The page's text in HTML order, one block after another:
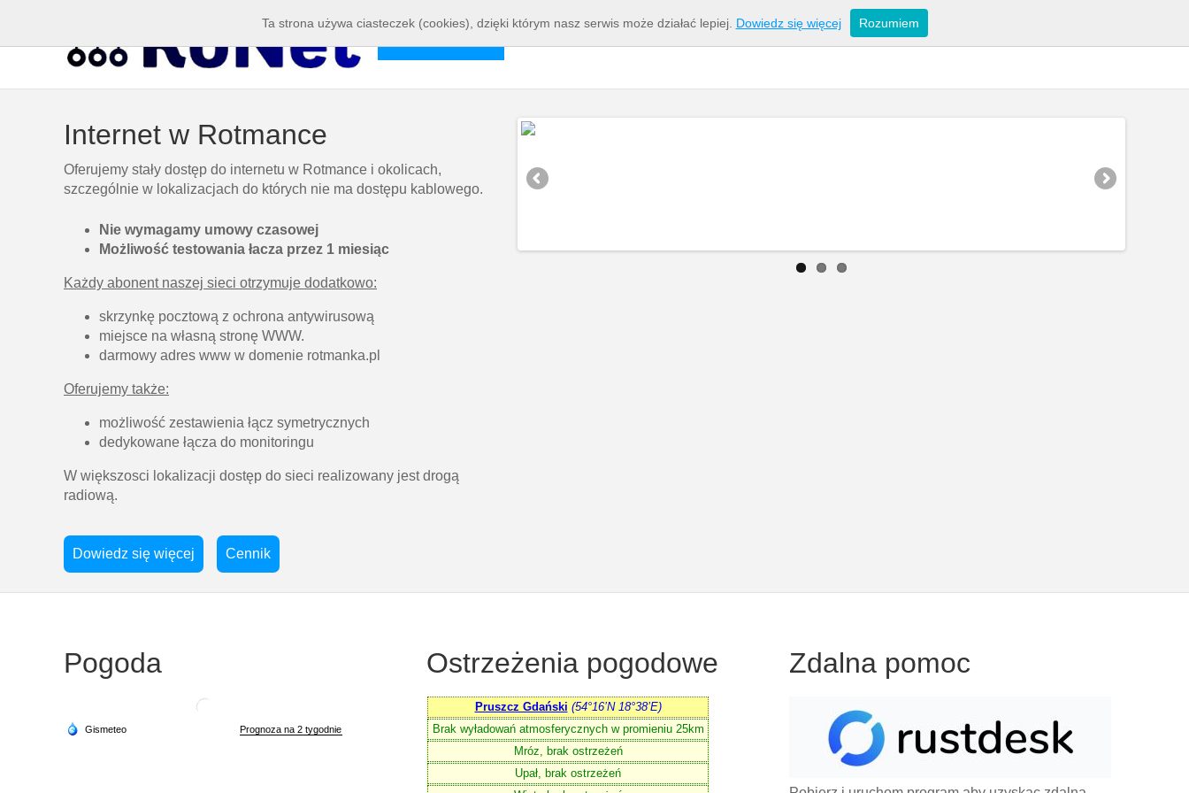
Poczta www
Internet w Rotmance
Oferujemy stały dostęp do internetu w Rotmance i okolicach,
szczególnie w lokalizacjach do których nie ma dostępu kablowego.
Nie wymagamy umowy czasowej
Możliwość testowania łacza przez 1 miesiąc
Każdy abonent naszej sieci otrzymuje dodatkowo:
skrzynkę pocztową z ochrona antywirusową
miejsce na własną stronę WWW.
darmowy adres www w domenie rotmanka.pl
Oferujemy także:
możliwość zestawienia łącz symetrycznych
dedykowane łącza do monitoringu
W większosci lokalizacji dostęp do sieci realizowany jest drogą
radiową.
Dowiedz się więcej Cennik
Pogoda Ostrzeżenia pogodowe
Pruszcz Gdański (54°16’N 18°38’E)
Brak wyładowań atmosferycznych w promieniu 25km
Mróz, brak ostrzeżeń
Upał, brak ostrzeżeń
Zdalna pomoc
Ta strona używa ciasteczek (cookies), dzięki którym nasz serwis może działać lepiej. Dowiedz się więcej Rozumiem